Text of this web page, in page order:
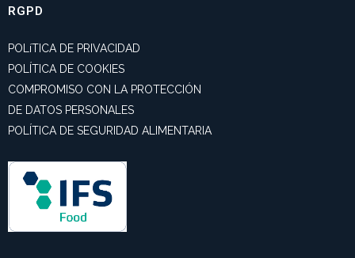
RGPD
POLíTICA DE PRIVACIDAD
POLÍTICA DE COOKIES
COMPROMISO CON LA PROTECCIÓN
DE DATOS PERSONALES
POLÍTICA DE SEGURIDAD ALIMENTARIA